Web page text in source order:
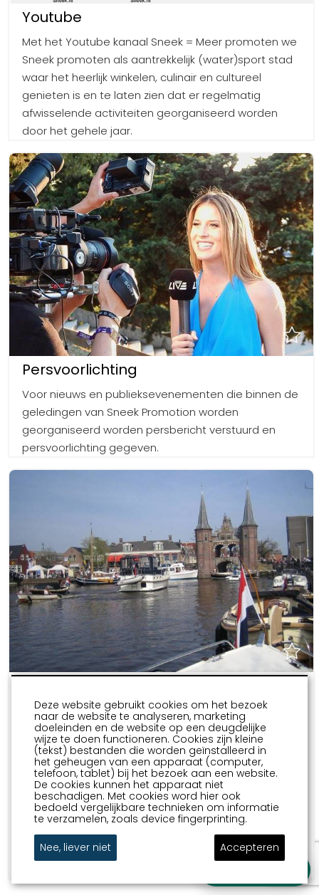
Youtube
Met het Youtube kanaal Sneek = Meer promoten we
Sneek promoten als aantrekkelijk (water)sport stad
waar het heerlijk winkelen, culinair en cultureel
genieten is en te laten zien dat er regelmatig
afwisselende activiteiten georganiseerd worden
door het gehele jaar.
Persvoorlichting
Voor nieuws en publieksevenementen die binnen de
geledingen van Sneek Promotion worden
georganiseerd worden persbericht verstuurd en
persvoorlichting gegeven.
Bent u op zoek naar mooie toeristisch recreatieve
foto's van Sneek voor uw eigen site als Sneker
ondernemer of voor een artikel over Sneek? Sneek
Promotion heeft een beeldbank samengesteld waar
ondernemers of pers gebruik van kunnen maken.
Vraag een wachtwoord aan via het
contactformulier.
Deze website gebruikt cookies om het bezoek
naar de website te analyseren, marketing
doeleinden en de website op een deugdelijke
wijze te doen functioneren. Cookies zijn kleine
(tekst) bestanden die worden geïnstalleerd in
het geheugen van een apparaat (computer,
telefoon, tablet) bij het bezoek aan een website.
De cookies kunnen het apparaat niet
beschadigen. Met cookies word hier ook
bedoeld vergelijkbare technieken om informatie
te verzamelen, zoals device fingerprinting.
Nee, liever niet
Accepteren